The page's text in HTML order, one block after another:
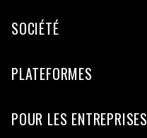
SOCIÉTÉ
PLATEFORMES
POUR LES ENTREPRISES